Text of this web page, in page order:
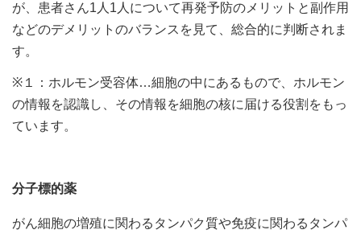
が、患者さん1人1人について再発予防のメリットと副作用
などのデメリットのバランスを見て、総合的に判断されま
す。
※１：ホルモン受容体…細胞の中にあるもので、ホルモン
の情報を認識し、その情報を細胞の核に届ける役割をもっ
ています。
分子標的薬
がん細胞の増殖に関わるタンパク質や免疫に関わるタンパ